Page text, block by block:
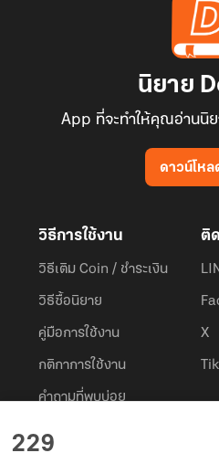
229
นิยาย
App ที่จะทำให้คุณอ่านนิ
ดาวน์โหล
วิธีการใช้งาน
วิธีเติม Coin / ชำระเงิน
วิธีซื้อนิยาย
คู่มือการใช้งาน
กติกาการใช้งาน
คำถามที่พบบ่อย
ติ
X
Dek-D.com ใช้คุกกี้เพื่อพัฒนาประสบการณ์ขอ